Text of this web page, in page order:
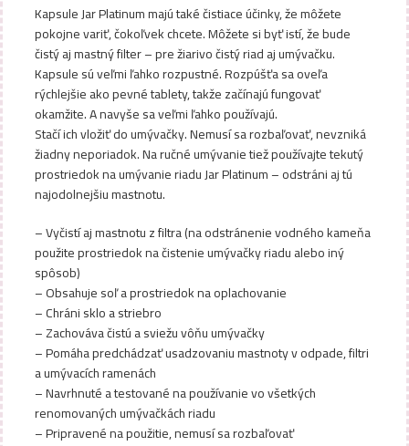
Kapsule Jar Platinum majú také čistiace účinky, že môžete
pokojne variť, čokoľvek chcete. Môžete si byť istí, že bude
čistý aj mastný filter – pre žiarivo čistý riad aj umývačku.
Kapsule sú veľmi ľahko rozpustné. Rozpúšťa sa oveľa
rýchlejšie ako pevné tablety, takže začínajú fungovať
okamžite. A navyše sa veľmi ľahko používajú.
Stačí ich vložiť do umývačky. Nemusí sa rozbaľovať, nevzniká
žiadny neporiadok. Na ručné umývanie tiež používajte tekutý
prostriedok na umývanie riadu Jar Platinum – odstráni aj tú
najodolnejšiu mastnotu.
– Vyčistí aj mastnotu z filtra (na odstránenie vodného kameňa
použite prostriedok na čistenie umývačky riadu alebo iný
spôsob)
– Obsahuje soľ a prostriedok na oplachovanie
– Chráni sklo a striebro
– Zachováva čistú a sviežu vôňu umývačky
– Pomáha predchádzať usadzovaniu mastnoty v odpade, filtri
a umývacích ramenách
– Navrhnuté a testované na používanie vo všetkých
renomovaných umývačkách riadu
– Pripravené na použitie, nemusí sa rozbaľovať